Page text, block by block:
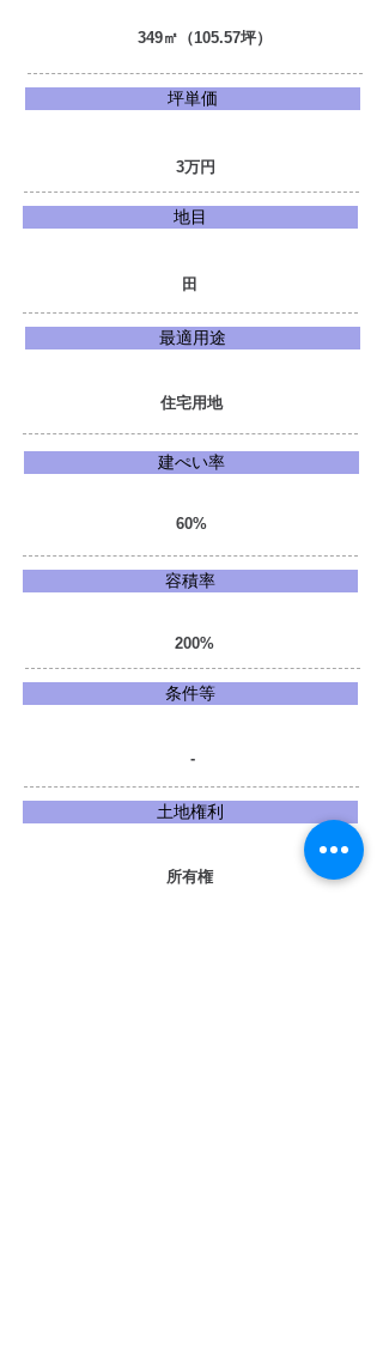
349㎡（105.57坪）
坪単価
3万円
地目
田
最適用途
住宅用地
建ぺい率
60%
容積率
200%
条件等
-
土地権利
所有権